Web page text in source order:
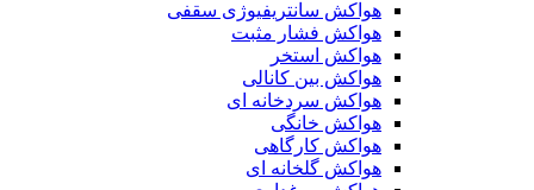
هواکش سانتریفیوژی سقفی
هواکش فشار مثبت
هواکش استخر
هواکش بین کانالی
هواکش سردخانه ای
هواکش خانگی
هواکش کارگاهی
هواکش گلخانه ای